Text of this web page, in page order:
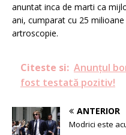
anuntat inca de marti ca
ani, cumparat cu 25
artroscopie.
Citeste si: Anunțul
fost testată pozitiv!
ANTERIOR
Modrici este